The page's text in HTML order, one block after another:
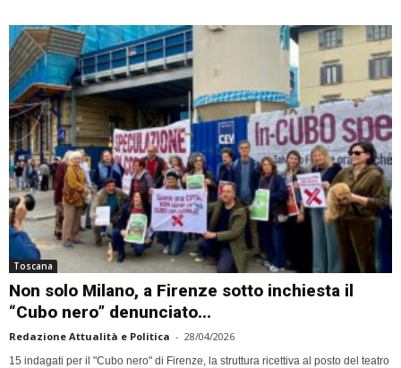
Toscana
Non solo Milano, a Firenze sotto inchiesta il
“Cubo nero” denunciato...
Redazione Attualità e Politica - 28/04/2026
15 indagati per il "Cubo nero" di Firenze, la struttura ricettiva al posto del teatro